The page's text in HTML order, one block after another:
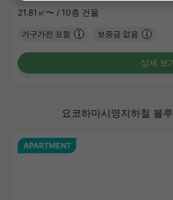
21.81㎡〜 / 10층 건물
가구가전 포함 보증금 없음
상세 보
요코하마시영지하철 블
APARTMENT